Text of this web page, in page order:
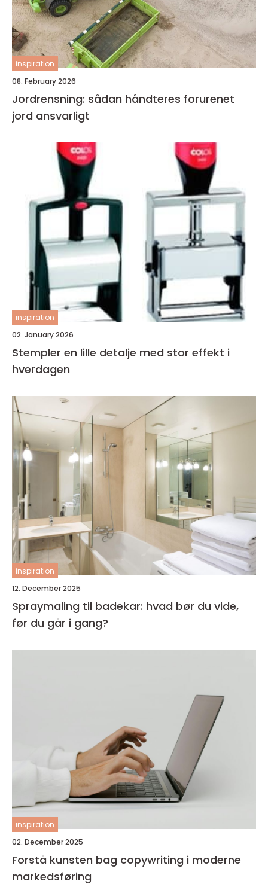
inspiration
08. February 2026
Jordrensning: sådan håndteres forurenet
jord ansvarligt
inspiration
02. January 2026
Stempler en lille detalje med stor effekt i
hverdagen
inspiration
12. December 2025
Spraymaling til badekar: hvad bør du vide,
før du går i gang?
inspiration
02. December 2025
Forstå kunsten bag copywriting i moderne
markedsføring